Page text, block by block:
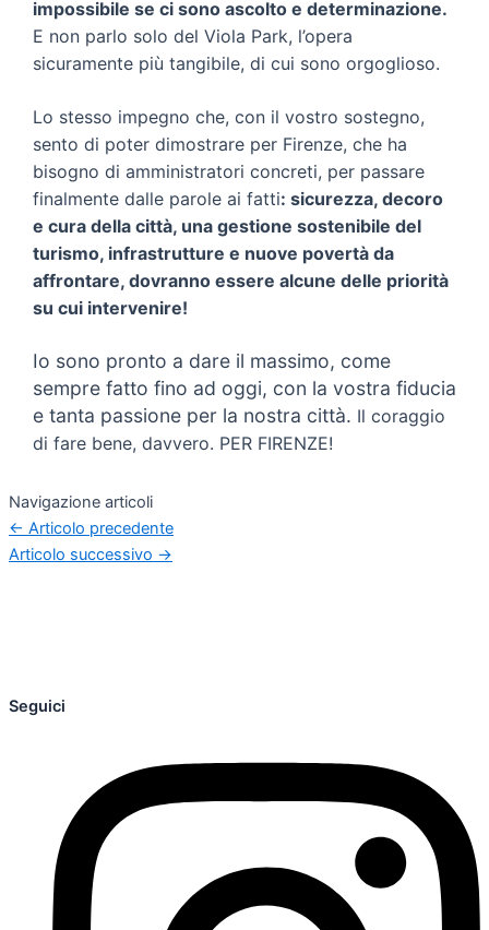
impossibile se ci sono ascolto e determinazione.
E non parlo solo del Viola Park, l’opera
sicuramente più tangibile, di cui sono orgoglioso.
Lo stesso impegno che, con il vostro sostegno,
sento di poter dimostrare per Firenze, che ha
bisogno di amministratori concreti, per passare
finalmente dalle parole ai fatti: sicurezza, decoro
e cura della città, una gestione sostenibile del
turismo, infrastrutture e nuove povertà da
affrontare, dovranno essere alcune delle priorità
su cui intervenire!
Io sono pronto a dare il massimo, come
sempre fatto fino ad oggi, con la vostra fiducia
e tanta passione per la nostra città. Il coraggio
di fare bene, davvero. PER FIRENZE!
Navigazione articoli
← Articolo precedente
Articolo successivo →
Seguici